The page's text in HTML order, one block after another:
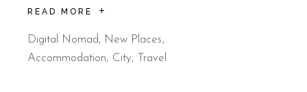
READ MORE
Digital Nomad, New Places
Accommodation
City Travel